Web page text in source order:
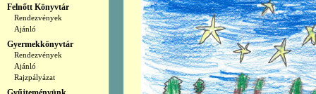
Felnőtt Könyvtár
Rendezvények
Ajánló
Gyermekkönyvtár
Rendezvények
Ajánló
Rajzpályázat